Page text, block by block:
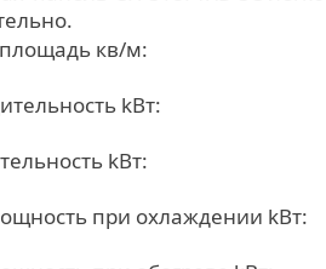
кв/м:
kВт:
kВт:
при охлаждении kВт: